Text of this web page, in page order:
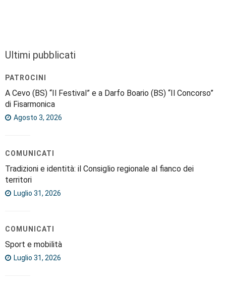
Ultimi pubblicati
PATROCINI
A Cevo (BS) “Il Festival” e a Darfo Boario (BS) “Il Concorso”
di Fisarmonica
Agosto 3, 2026
COMUNICATI
Tradizioni e identità: il Consiglio regionale al fianco dei
territori
Luglio 31, 2026
COMUNICATI
Sport e mobilità
Luglio 31, 2026